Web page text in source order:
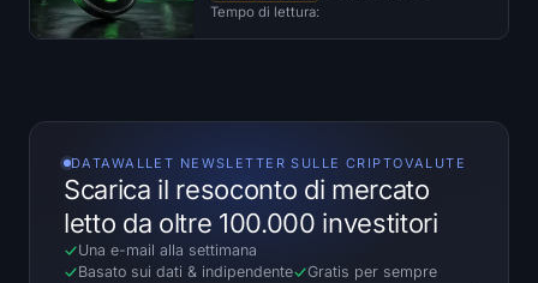
Tempo di lettura:
DATAWALLET NEWSLETTER SULLE CRIPTOVALUTE
Scarica il resoconto di mercato
letto da oltre 100.000 investitori
Una e-mail alla settimana
Basato sui dati & indipendente Gratis per sempre